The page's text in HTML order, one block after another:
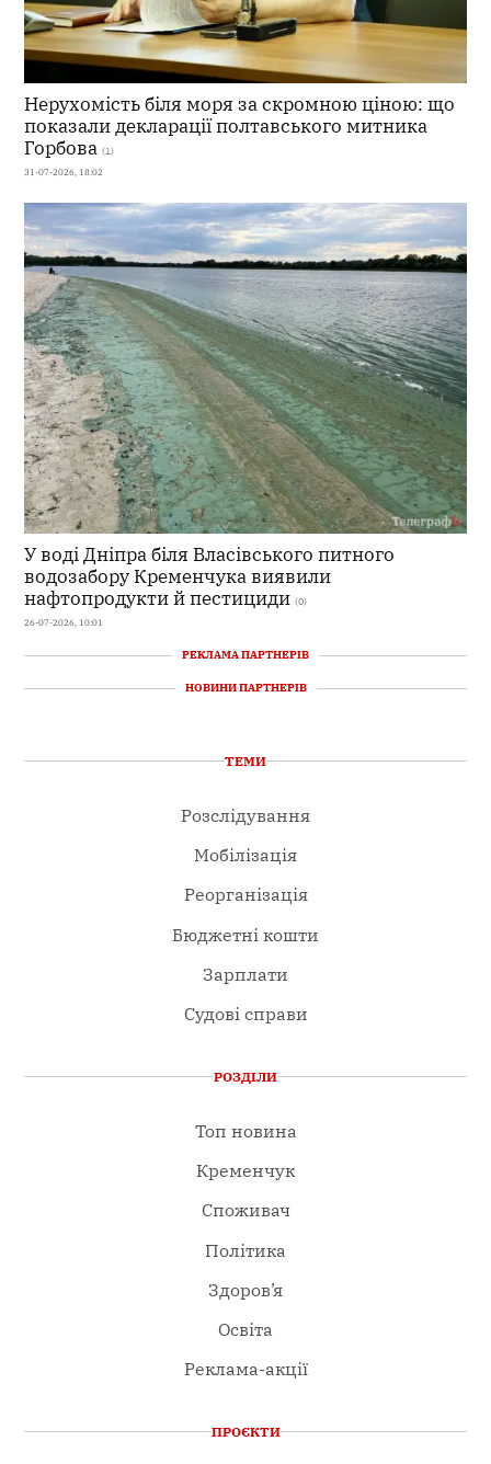
Нерухомість біля моря за скромною ціною: що
показали декларації полтавського митника
Горбова (1)
31-07-2026, 18:02
У воді Дніпра біля Власівського питного
водозабору Кременчука виявили
нафтопродукти й пестициди (0)
26-07-2026, 10:01
РЕКЛАМА ПАРТНЕРІВ
НОВИНИ ПАРТНЕРІВ
ТЕМИ
Розслідування
Мобілізація
Реорганізація
Бюджетні кошти
Зарплати
Судові справи
РОЗДІЛИ
Топ новина
Кременчук
Споживач
Політика
Здоров’я
Освіта
Реклама-акції
ПРОЄКТИ